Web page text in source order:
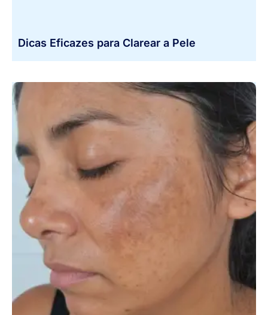
Dicas Eficazes para Clarear a Pele